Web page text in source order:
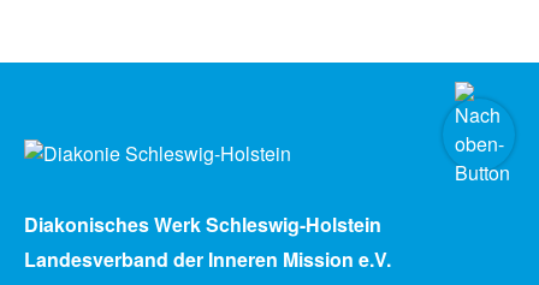
Diakonisches Werk Schleswig-Holstein
Landesverband der Inneren Mission e.V.